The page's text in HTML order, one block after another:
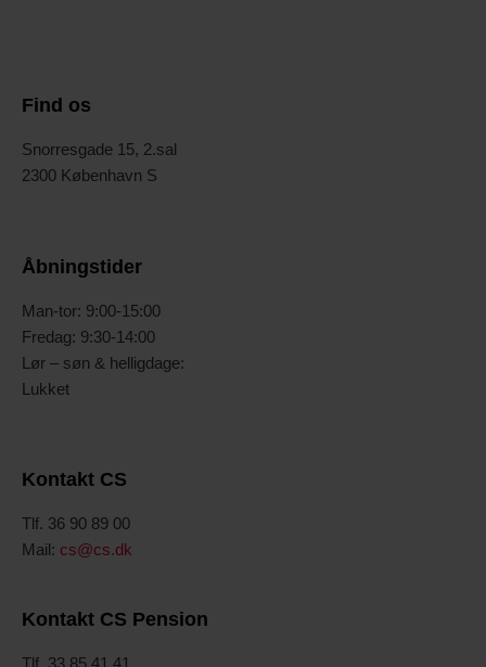
Find os
Snorresgade 15, 2.sal
2300 København S
Åbningstider
Man-tor: 9:00-15:00
Fredag: 9:30-14:00
Lør – søn & helligdage:
Lukket
Kontakt CS
Tlf. 36 90 89 00
Mail: cs@cs.dk
Kontakt CS Pension
Tlf. 33 85 41 41